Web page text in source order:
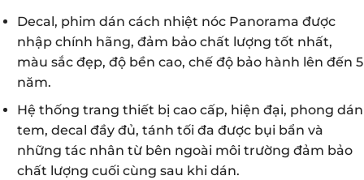
Decal, phim dán cách nhiệt nóc Panorama được
nhập chính hãng, đảm bảo chất lượng tốt nhất,
màu sắc đẹp, độ bền cao, chế độ bảo hành lên đến 5
năm.
Hệ thống trang thiết bị cao cấp, hiện đại, phong dán
tem, decal đầy đủ, tánh tối đa được bụi bẩn và
những tác nhân từ bên ngoài môi trường đảm bảo
chất lượng cuối cùng sau khi dán.